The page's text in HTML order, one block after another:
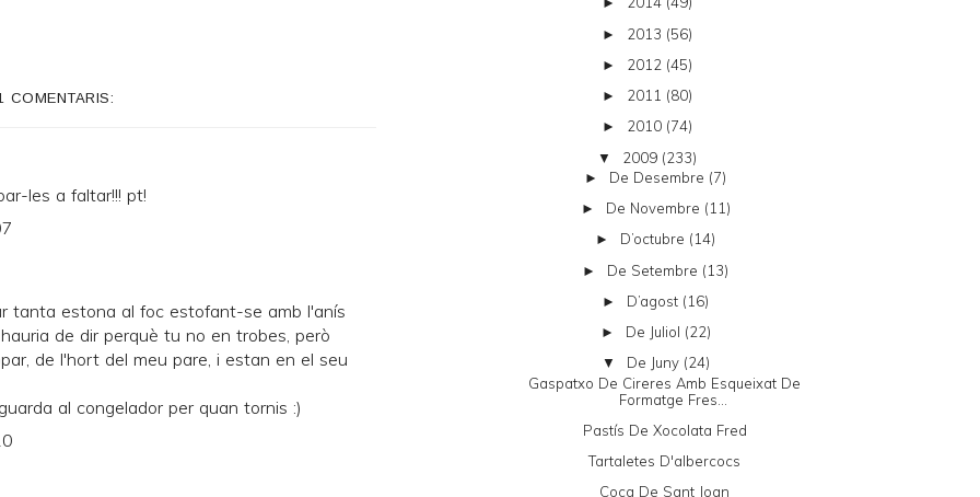
COMENTARIS:
les a faltar!!! pt!
tanta estona al foc estofant-se amb l'anís
de dir perquè tu no en trobes, però
de l'hort del meu pare, i estan en el seu
al congelador per quan tornis :)
► 2013 (56)
► 2012 (45)
► 2011 (80)
► 2010 (74)
▼ 2009 (233)
► De Desembre (7)
► De Novembre (11)
► D’octubre (14)
► De Setembre (13)
► D’agost (16)
► De Juliol (22)
▼ De Juny (24)
Gaspatxo De Cireres Amb Esqueixat De
Formatge Fres...
Pastís De Xocolata Fred
Tartaletes D'albercocs
Coca De Sant Joan